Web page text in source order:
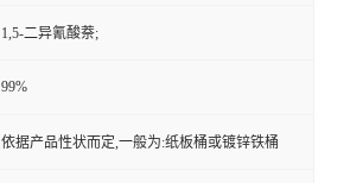
1,5-二异氰酸萘;
99%
依据产品性状而定,一般为:纸板桶或镀锌铁桶